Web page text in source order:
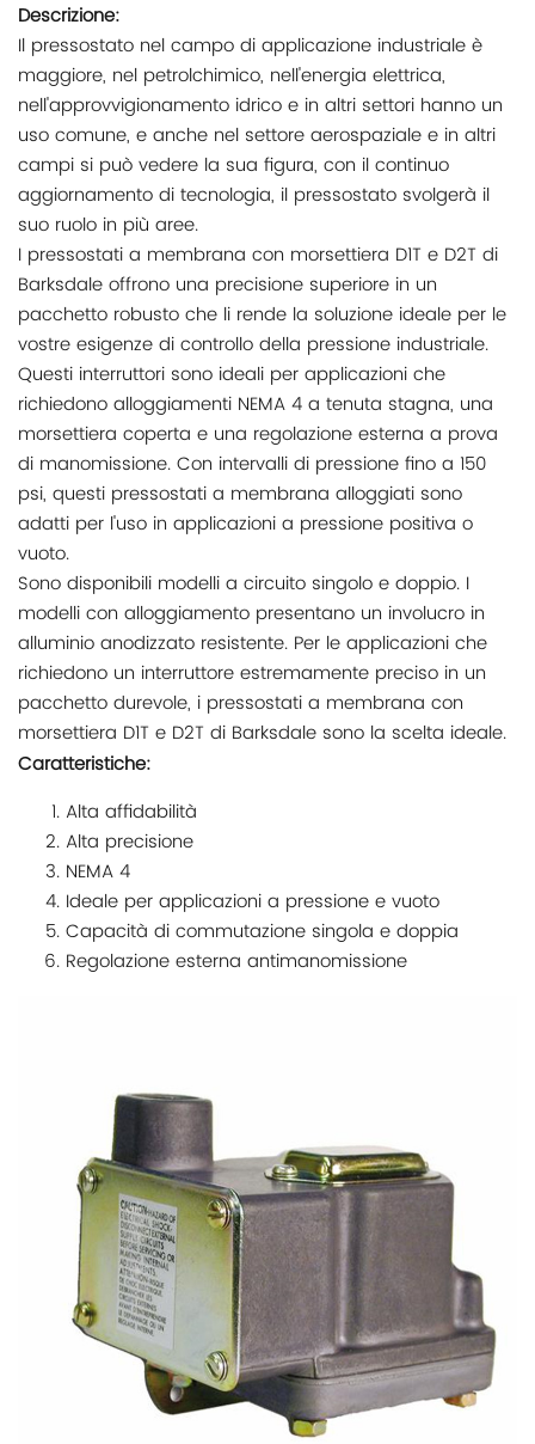
Descrizione:
Il pressostato nel campo di applicazione industriale è
maggiore, nel petrolchimico, nell'energia elettrica,
nell'approvvigionamento idrico e in altri settori hanno un
uso comune, e anche nel settore aerospaziale e in altri
campi si può vedere la sua figura, con il continuo
aggiornamento di tecnologia, il pressostato svolgerà il
suo ruolo in più aree.
I pressostati a membrana con morsettiera D1T e D2T di
Barksdale offrono una precisione superiore in un
pacchetto robusto che li rende la soluzione ideale per le
vostre esigenze di controllo della pressione industriale.
Questi interruttori sono ideali per applicazioni che
richiedono alloggiamenti NEMA 4 a tenuta stagna, una
morsettiera coperta e una regolazione esterna a prova
di manomissione. Con intervalli di pressione fino a 150
psi, questi pressostati a membrana alloggiati sono
adatti per l'uso in applicazioni a pressione positiva o
vuoto.
Sono disponibili modelli a circuito singolo e doppio. I
modelli con alloggiamento presentano un involucro in
alluminio anodizzato resistente. Per le applicazioni che
richiedono un interruttore estremamente preciso in un
pacchetto durevole, i pressostati a membrana con
morsettiera D1T e D2T di Barksdale sono la scelta ideale.
Caratteristiche:
Alta affidabilità
Alta precisione
NEMA 4
Ideale per applicazioni a pressione e vuoto
Capacità di commutazione singola e doppia
Regolazione esterna antimanomissione